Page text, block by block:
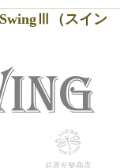
（スイン